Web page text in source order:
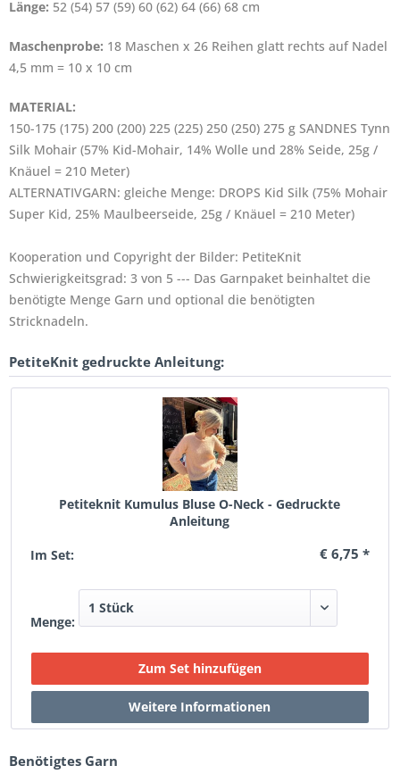
Länge: 52 (54) 57 (59) 60 (62) 64 (66) 68 cm
Maschenprobe: 18 Maschen x 26 Reihen glatt rechts auf Nadel
4,5 mm = 10 x 10 cm
MATERIAL:
150-175 (175) 200 (200) 225 (225) 250 (250) 275 g SANDNES Tynn
Silk Mohair (57% Kid-Mohair, 14% Wolle und 28% Seide, 25g /
Knäuel = 210 Meter)
ALTERNATIVGARN: gleiche Menge: DROPS Kid Silk (75% Mohair
Super Kid, 25% Maulbeerseide, 25g / Knäuel = 210 Meter)
Kooperation und Copyright der Bilder: PetiteKnit
Schwierigkeitsgrad: 3 von 5 --- Das Garnpaket beinhaltet die
benötigte Menge Garn und optional die benötigten
Stricknadeln.
PetiteKnit gedruckte Anleitung:
Petiteknit Kumulus Bluse O-Neck - Gedruckte
Anleitung
Im Set:
€ 6,75 *
Menge:
Benötigtes Garn